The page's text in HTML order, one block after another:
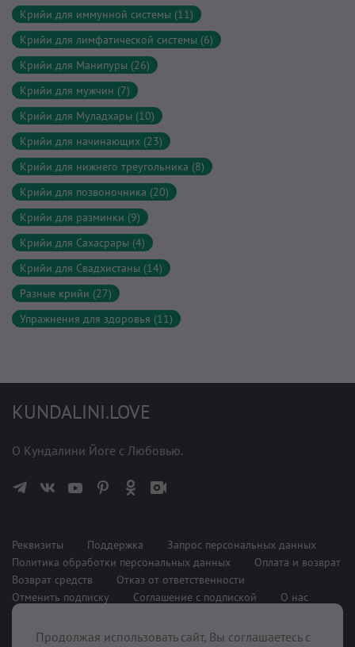
Крийи для иммунной системы (11)
Крийи для лимфатической системы (6)
Крийи для Манипуры (26)
Крийи для мужчин (7)
Крийи для Муладхары (10)
Крийи для начинающих (23)
Крийи для нижнего треугольника (8)
Крийи для позвоночника (20)
Крийи для разминки (9)
Крийи для Сахасрары (4)
Крийи для Свадхистаны (14)
Разные крийи (27)
Упражнения для здоровья (11)
KUNDALINI.LOVE
О Кундалини Йоге с Любовью.
Реквизиты Поддержка
Запрос персональных данных
Политика обработки персональных данных
Оплата и возврат
Возврат средств
Отказ от ответственности
Отменить подписку
Соглашение с подпиской О нас
При поддержке
Продолжая использовать сайт, Вы соглашаетесь с